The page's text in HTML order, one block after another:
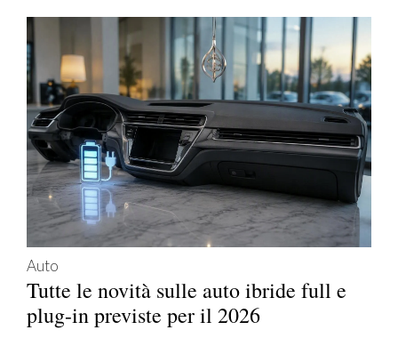
Auto
Tutte le novità sulle auto ibride full e
plug-in previste per il 2026